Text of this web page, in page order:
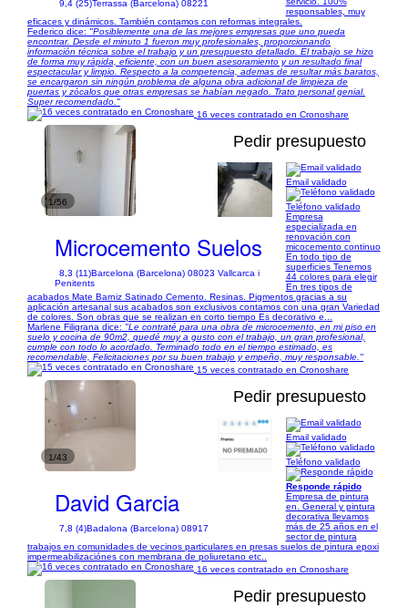
9,4 (25)Terrassa (Barcelona) 08221
responsables, muy
eficaces y dinámicos. También contamos con reformas integrales.
Federico dice: "Posiblemente una de las mejores empresas que uno pueda
encontrar. Desde el minuto 1 fueron muy profesionales, proporcionando
información técnica sobre el trabajo y un presupuesto detallado. El trabajo se hizo
de forma muy rápida, eficiente, con un buen asesoramiento y un resultado final
espectacular y limpio. Respecto a la competencia, ademas de resultar más baratos,
se encargaron sin ningún problema de alguna obra adicional de limpieza de
puertas y zócalos que otras empresas se habían negado. Trato personal genial.
Super recomendado."
16 veces contratado en Cronoshare
1/56
Pedir presupuesto
Microcemento Suelos
8,3 (11)Barcelona (Barcelona) 08023 Vallcarca i
Penitents
Email validado
Teléfono validado
Empresa
especializada en
renovación con
micocemento continuo
En todo tipo de
superficies Tenemos
44 colores para elegir
En tres tipos de
acabados Mate Barniz Satinado Cemento. Resinas. Pigmentos gracias a su
aplicación artesanal sus acabados son exclusivos contamos con una gran Variedad
de colores. Son obras que se realizan en corto tiempo Es decorativo e...
Marlene Filigrana dice: "Le contraté para una obra de microcemento, en mi piso en
suelo y cocina de 90m2, quedé muy a gusto con el trabajo, un gran profesional,
cumple con todo lo acordado. Terminado todo en el tiempo estimado, es
recomendable, Felicitaciones por su buen trabajo y empeño, muy responsable."
15 veces contratado en Cronoshare
1/43
Pedir presupuesto
David Garcia
7,8 (4)Badalona (Barcelona) 08917
Email validado
Teléfono validado
Responde rápido
Empresa de pintura
en. General y pintura
decorativa llevamos
más de 25 años en el
sector de pintura
trabajos en comunidades de vecinos particulares en presas suelos de pintura epoxi
impermeabilizaciónes con membrana de poliuretano etc..
16 veces contratado en Cronoshare
Pedir presupuesto